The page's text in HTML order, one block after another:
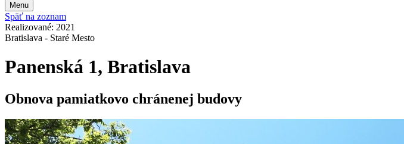
Menu
Späť na zoznam
Realizované: 2021
Bratislava - Staré Mesto
Panenská 1, Bratislava
Obnova pamiatkovo chránenej budovy